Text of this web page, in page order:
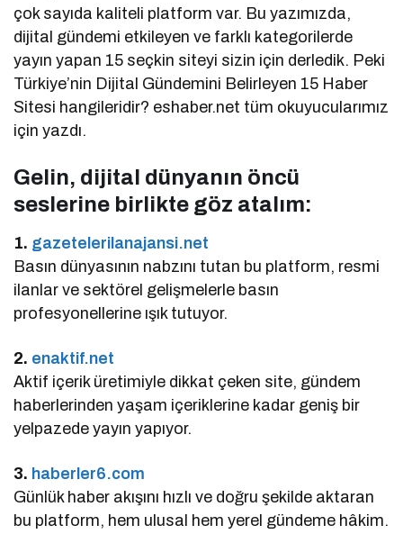
çok sayıda kaliteli platform var. Bu yazımızda,
dijital gündemi etkileyen ve farklı kategorilerde
yayın yapan 15 seçkin siteyi sizin için derledik. Peki
Türkiye’nin Dijital Gündemini Belirleyen 15 Haber
Sitesi hangileridir? eshaber.net tüm okuyucularımız
için yazdı.
Gelin, dijital dünyanın öncü
seslerine birlikte göz atalım:
1. gazetelerilanajansi.net
Basın dünyasının nabzını tutan bu platform, resmi
ilanlar ve sektörel gelişmelerle basın
profesyonellerine ışık tutuyor.
2. enaktif.net
Aktif içerik üretimiyle dikkat çeken site, gündem
haberlerinden yaşam içeriklerine kadar geniş bir
yelpazede yayın yapıyor.
3. haberler6.com
Günlük haber akışını hızlı ve doğru şekilde aktaran
bu platform, hem ulusal hem yerel gündeme hâkim.